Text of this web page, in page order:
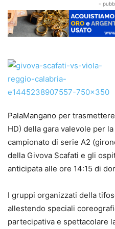
-
PalaMangano per
HD) della gara valevole per
campionato di serie A2
della Givova Scafati e gli
anticipata alle ore 14:15 di
I gruppi organizzati della
allestendo speciali
partecipativa e spettacolare